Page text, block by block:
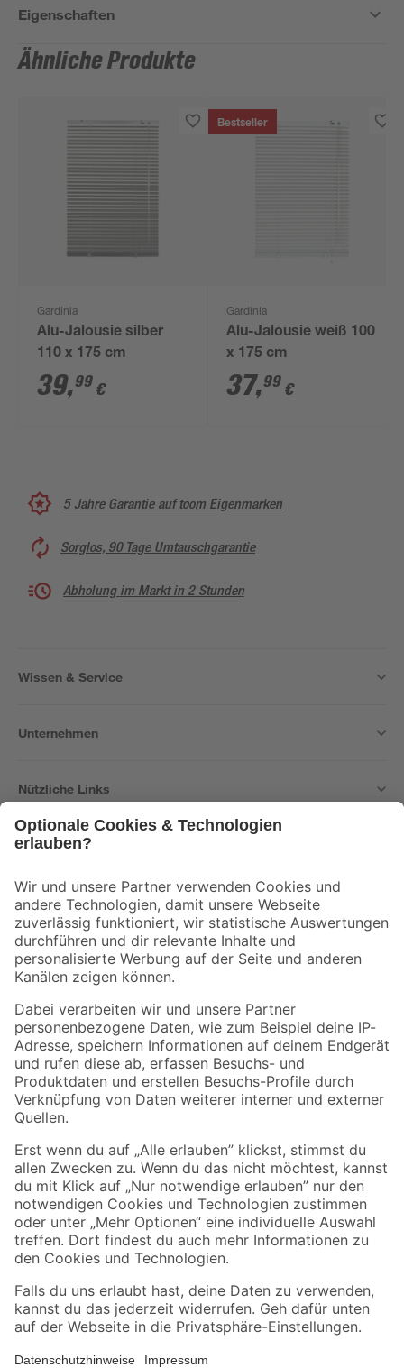
Eigenschaften
Ähnliche Produkte
Gardinia
Alu-Jalousie silber
110 x 175 cm
39,99 €
Bestseller
Gardinia
Alu-Jalousie weiß 100
x 175 cm
37,99 €
5 Jahre Garantie auf toom Eigenmarken
Sorglos, 90 Tage Umtauschgarantie
Abholung im Markt in 2 Stunden
Wissen & Service
Unternehmen
Nützliche Links
Der toom Newsletter: Keine Angebote und Aktionen mehr verpassen!
Zur Newsletter Anmeldung
Folge uns
Zahlungsarten Versandarten
Sicher einkaufen
Jetzt die toom-App herunterladen
Alle Preisangaben in EUR inkl. gesetzl. MwSt.. Die dargestellten Angebote sind unter
Umständen nicht in allen Märkten verfügbar. Die angegebenen Verfügbarkeiten beziehen
Produkte nur solange der Vorrat reicht.